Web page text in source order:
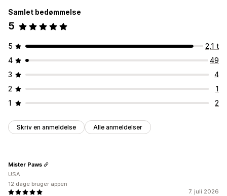
Samlet bedømmelse
5
5
2,1 t
4
49
3
4
2
1
1
2
Skriv en anmeldelse Alle anmeldelser
7. juli 2026
Mister Paws
USA
12 dage bruger appen